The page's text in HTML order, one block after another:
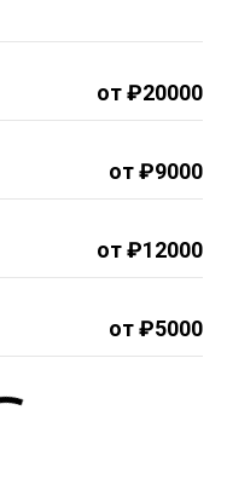
от ₽20000
от ₽9000
от ₽12000
от ₽5000